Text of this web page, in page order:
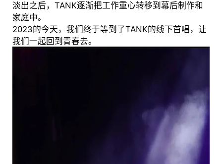
淡出之后，TANK逐渐把工作重心转移到幕后制作和
家庭中。
2023的今天，我们终于等到了TANK的线下首唱，让
我们一起回到青春去。